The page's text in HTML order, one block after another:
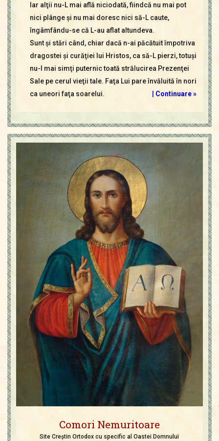
Iar alţii nu-L mai află niciodată, fiindcă nu mai pot
nici plânge şi nu mai doresc nici să-L caute,
îngâmfându-se că L-au aflat altundeva.
Sunt şi stări când, chiar dacă n-ai păcătuit împotriva
dragostei şi curăţiei lui Hristos, ca să-L pierzi, totuşi
nu-I mai simţi puternic toată strălucirea Prezenţei
Sale pe cerul vieţii tale. Faţa Lui pare învăluită în nori
ca uneori faţa soarelui.
| Continuare »
Comori Nemuritoare
Site Creștin Ortodox cu specific al Oastei Domnului